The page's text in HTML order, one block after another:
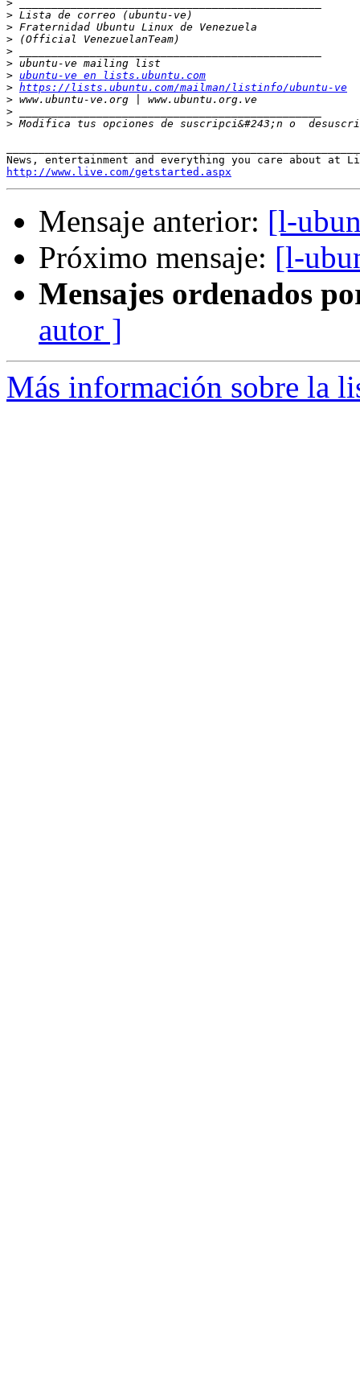
>
>
>
>
>
>
> ubuntu-ve en lists.ubuntu.com
> https://lists.ubuntu.com/mailman/listinfo/ubuntu-ve
>
>
> Modifica tus opciones de suscripci&#243;n o
http://www.live.com/getstarted.aspx
Mensaje anterior: [l-
Próximo mensaje: [l-
Mensajes ordenados
autor ]
Más información sobre la